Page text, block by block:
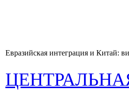
Евразийская интеграция и Китай: